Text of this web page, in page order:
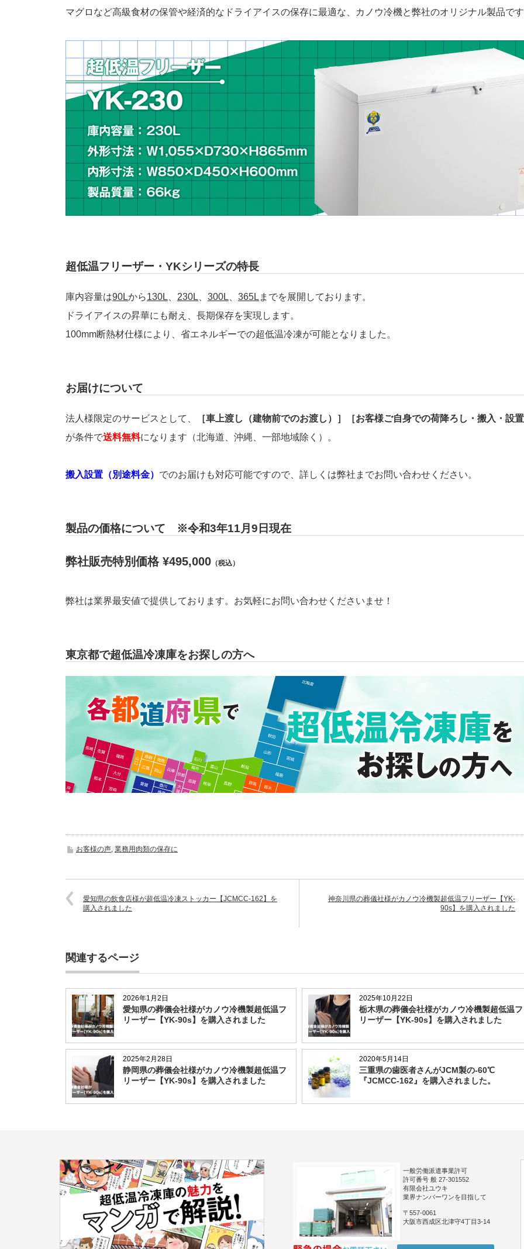
マグロなど高級食材の保管や経済的なドライアイスの保存に最適な、カノウ冷機と弊社のオリジナル製品で
超低温フリーザー・YKシリーズの特長
庫内容量は90Lから130L 230L 300L 365L までを展開しております。
ドライアイスの昇華にも耐え、長期保存を実現します。
100mm断熱材仕様により、省エネルギーでの超低温冷凍が可能となりました。
お届けについて
法人様限定のサービスとして、
［車上渡し（建物前でのお渡し）］［お客様ご自身での荷降ろし・搬入・設
が条件で送料無料になります（北海道、沖縄、一部地域除く）。
搬入設置（別途料金） でのお届けも対応可能ですので、詳しくは弊社までお問い合わせください。
製品の価格について ※令和3年11月9日現在
弊社販売特別価格 ¥495,000 （税込）
弊社は業界最安値で提供しております。お気軽にお問い合わせくださいませ！
東京都で超低温冷凍庫をお探しの方へ
お客様の声, 業務用肉類の保存に
愛知県の飲食店様が超低温冷凍ストッカー【JCMCC-162】を
購入されました
神奈川県の葬儀社様がカノウ冷機製超低温フリーザー【YK-
90s】を購入されました
関連するページ
2026年1月2日
愛知県の葬儀会社様がカノウ冷機製超低温フ
リーザー【YK-90s】を購入されました
2025年10月22日
栃木県の葬儀会社様がカノウ冷機製超低温フ
リーザー【YK-90s】を購入されました
2025年2月28日
静岡県の葬儀会社様がカノウ冷機製超低温フ
リーザー【YK-90s】を購入されました
2020年5月14日
三重県の歯医者さんがJCM製の-60℃
『JCMCC-162』を購入されました。
一般労働派遣事業許可
許可番号 般 27-301552
有限会社ユウキ
業界ナンバーワンを目指して
〒557-0061
大阪市西成区北津守4丁目3-14